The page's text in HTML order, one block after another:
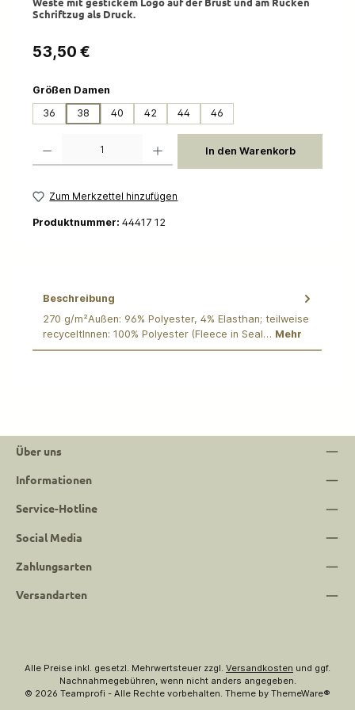
Schriftzug als Druck.
Regulärer Preis:
53,50 €
Größen Damen
36
38 40 42 44 46
In den Warenkorb
Zum Merkzettel hinzufügen
Produktnummer: 44417 12
Beschreibung
270 g/m²Außen: 96% Polyester, 4% Elasthan; teilweise
recyceltInnen: 100% Polyester (Fleece in Seal… Mehr
Über uns
Informationen
Service-Hotline
Social Media
Zahlungsarten
Versandarten
Alle Preise inkl. gesetzl. Mehrwertsteuer zzgl. Versandkosten und ggf.
Nachnahmegebühren, wenn nicht anders angegeben.
© 2026 Teamprofi - Alle Rechte vorbehalten. Theme by ThemeWare®